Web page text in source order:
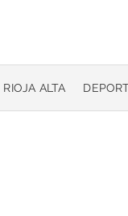
RIOJA ALTA